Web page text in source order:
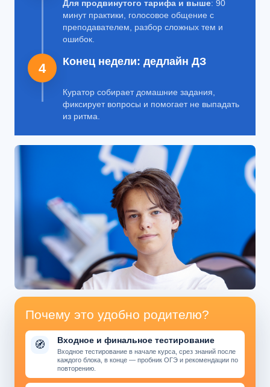
Для продвинутого тарифа и выше: 90
минут практики, голосовое общение с
преподавателем, разбор сложных тем и
ошибок.
4 Конец недели: дедлайн ДЗ
Куратор собирает домашние задания,
фиксирует вопросы и помогает не выпадать
из ритма.
Почему это удобно родителю?
🧭 Входное и финальное тестирование
Входное тестирование в начале курса, срез знаний после
каждого блока, в конце — пробник ОГЭ и рекомендации по
повторению.